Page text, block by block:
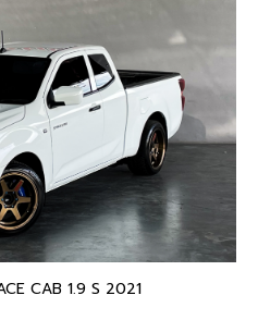
CAB 1.9 S 2021